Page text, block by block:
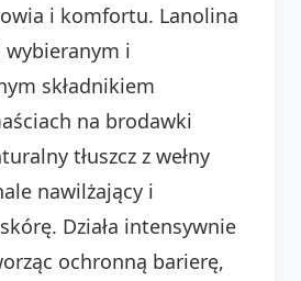
i komfortu. Lanolina
wybieranym i
składnikiem
na brodawki
tłuszcz z wełny
nawilżający i
Działa intensywnie
ochronną barierę,